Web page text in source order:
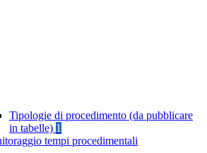
Tipologie di procedimento (da pubblicare
in tabelle) 1
tempi procedimentali